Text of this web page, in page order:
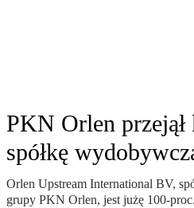
PKN Orlen przejął
spółkę
Orlen Upstream International BV,
grupy PKN Orlen, jest jużę 100-